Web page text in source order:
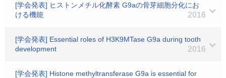
[学会発表] ヒストンメチル化酵素 G9aの骨芽細胞分化にお
ける機能
2016
[学会発表] Essential roles of H3K9MTase G9a during tooth
development
2016
[学会発表] Histone methyltransferase G9a is essential for